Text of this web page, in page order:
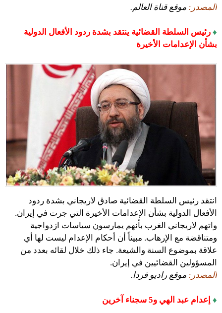
المصدر: موقع قناة العالم.
♦ رئيس السلطة القضائية ينتقد بشدة ردود الأفعال الدولية
بشأن الإعدامات الأخيرة
انتقد رئيس السلطة القضائية صادق لاريجاني بشدة ردود
الأفعال الدولية بشأن الإعدامات الأخيرة التي جرت في إيران.
واتهم لاريجاني الغرب بأنهم يمارسون ‏سياسات ازدواجية
ومتناقضة مع الإرهاب. مبيناً أن أحكام الإعدام ليست لها أي
علاقة بموضوع السنة والشيعة. ‏جاء ذلك خلال لقائه بعدد من
المسؤولين القضائيين في إيران.
المصدر: موقع راديو فردا.
♦ إعدام عبد الهي و5 سجناء آخرين